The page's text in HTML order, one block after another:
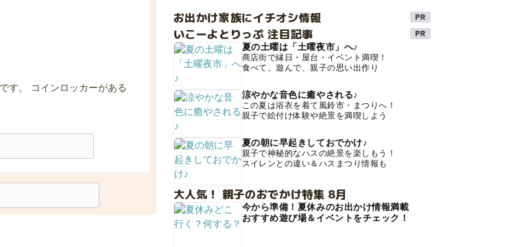
す。 コインロッカーがある
お出かけ家族にイチオシ情報
いこーよとりっぷ 注目記事
夏の土曜は「土曜夜市」へ♪
商店街で縁日・屋台・イベント満喫！
食べて、遊んで、親子の思い出作り
涼やかな音色に癒やされる♪
この夏は浴衣を着て風鈴市・まつりへ！
親子で絵付け体験や絶景を満喫しよう
夏の朝に早起きしておでかけ♪
親子で神秘的なハスの絶景を楽しもう！
スイレンとの違い＆ハスまつり情報も
大人気！ 親子のおでかけ特集 8月
今から準備！夏休みのお出かけ情報満載
おすすめ遊び場＆イベントをチェック！